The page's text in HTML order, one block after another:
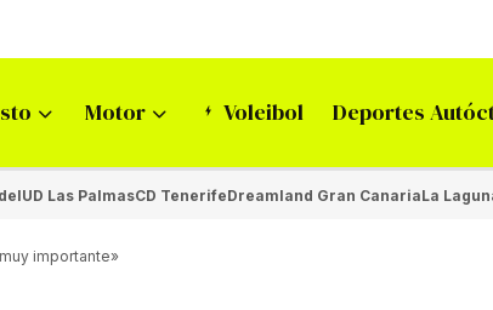
Motor Voleibol Deportes
UD Las PalmasCD TenerifeDreamland Gran CanariaLa
importante»